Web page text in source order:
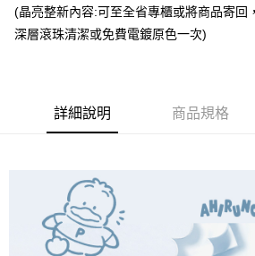
台新國際商業銀行
中國信
台灣樂天信用卡公司
元大商業銀行
永豐商
玉山商業銀行
Google Pay
AFTEE先享後付是「在收到商品之後才付款」的
便利好安心！
１．簡單：不需註冊會員、不需綁卡、不需儲值。
【「AFTEE先享後付」結帳流程】
１．於結帳方式選擇「AFTEE先享後付」後，將
結帳頁面，進行簡訊認證並確認金額後，即可完
２．訂單成立數日內，您將收到繳費通知簡訊。
付款後全家取貨
每筆NT$60，滿NT$1,500(含以上)免運費
付款後7-11取貨
(晶亮整新內容:可至全省專櫃或將商品寄回
深層滾珠清潔或免費電鍍原色一次)
詳細說明 商品規格